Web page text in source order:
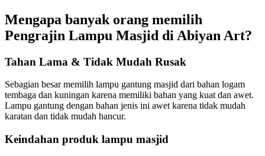
Mengapa banyak orang memilih
Pengrajin Lampu Masjid di Abiyan Art?
Tahan Lama & Tidak Mudah Rusak
Sebagian besar memilih lampu gantung masjid dari bahan logam
tembaga dan kuningan karena memiliki bahan yang kuat dan awet.
Lampu gantung dengan bahan jenis ini awet karena tidak mudah
karatan dan tidak mudah hancur.
Keindahan produk lampu masjid